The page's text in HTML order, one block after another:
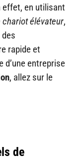
effet, en utilisant
chariot élévateur,
rapide et
d’une entreprise
, allez sur le
de